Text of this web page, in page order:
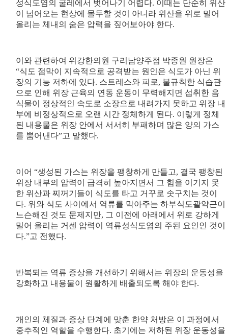
성식도염의 굴레에서 벗어나기 어렵다. 이때는 단순히 위산
이 넘어오는 현상에 몰두할 것이 아니라 위산을 위로 밀어
올리는 체내의 숨은 압력을 짚어보아야 한다.
이와 관련하여 위강한의원 구리남양주점 박종원 원장은
“식도 점막이 지속적으로 공격받는 원인은 식도가 아닌 위
장의 기능 저하에 있다. 스트레스와 피로, 불규칙한 식습관
으로 인해 위장 근육의 연동 운동이 무력해지면 섭취한 음
식물이 정상적인 속도로 소장으로 내려가지 못하고 위장 내
부에 비정상적으로 오랜 시간 정체하게 된다. 이렇게 정체
된 내용물은 위장 안에서 서서히 부패하며 많은 양의 가스
를 뿜어낸다”고 말했다.
이어 “생성된 가스는 위장을 팽창하게 만들고, 결국 팽창된
위장 내부의 압력이 급격히 높아지면서 그 힘을 이기지 못
한 위산과 찌꺼기들이 식도를 타고 거꾸로 솟구치는 것이
다. 위와 식도 사이에서 역류를 막아주는 하부식도괄약근이
느슨해진 것도 문제지만, 그 이전에 아래에서 위로 강하게
밀어 올리는 거센 압력이 역류성식도염의 주된 요인인 것이
다.”고 전했다.
반복되는 역류 증상을 개선하기 위해서는 위장의 운동성을
강화하고 내용물이 원활하게 배출되도록 해야 한다.
개인의 체질과 증상 단계에 맞춘 한약 처방은 이 과정에서
중추적인 역할을 수행한다. 초기에는 저하된 위장 운동성을